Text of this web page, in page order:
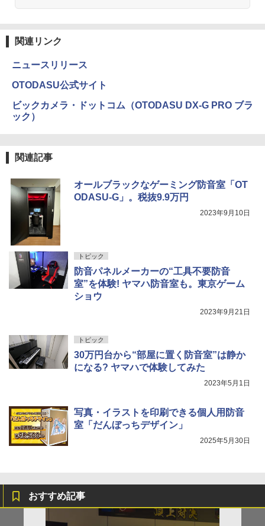
関連リンク
ニュースリリース
OTODASU公式サイト
ビックカメラ・ドットコム（OTODASU DX-G PRO ブラ
ック）
関連記事
オールブラックなゲーミング防音室「OT
ODASU-G」。税抜9.9万円
2023年9月10日
トピック
防音パネルメーカーの“工具不要防音
室”を体験! ヤマハ防音室も。東京ゲーム
ショウ
2023年9月21日
トピック
30万円台から“部屋に置く防音室”は静か
になる? ヤマハで体験してみた
2023年5月1日
写真・イラストを印刷できる個人用防音
室「だんぼっちデザイン」
2025年5月30日
おすすめ記事